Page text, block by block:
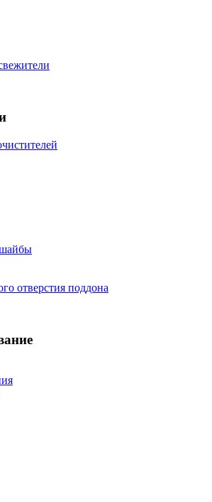
отверстия поддона